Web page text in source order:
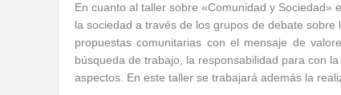
En cuanto al taller sobre «Comunidad y
la sociedad a través de los grupos de debate
propuestas comunitarias con el mensaje de
búsqueda de trabajo, la responsabilidad para con
aspectos. En este taller se trabajará además la